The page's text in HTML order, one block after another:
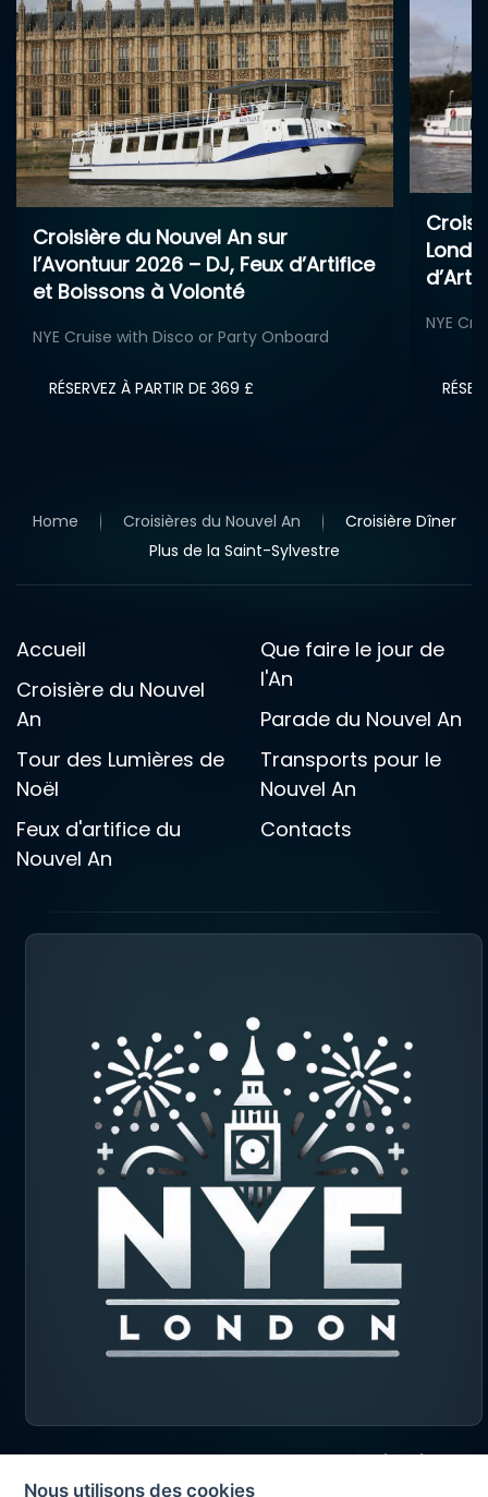
Croisière du Nouvel An sur
l’Avontuur 2026 – DJ, Feux d’Artifice
et Boissons à Volonté
NYE Cruise with Disco or Party Onboard
RÉSERVEZ À PARTIR DE 369 £
NYE
Home Croisières du Nouvel An
Croisière Dîner
Plus de la Saint-Sylvestre
Accueil
Croisière du Nouvel
An
Tour des Lumières de
Noël
Feux d'artifice du
Nouvel An
Que faire le jour de
l'An
Parade du Nouvel An
Transports pour le
Nouvel An
Contacts
2026 © Exapad Limited
Nous utilisons des cookies